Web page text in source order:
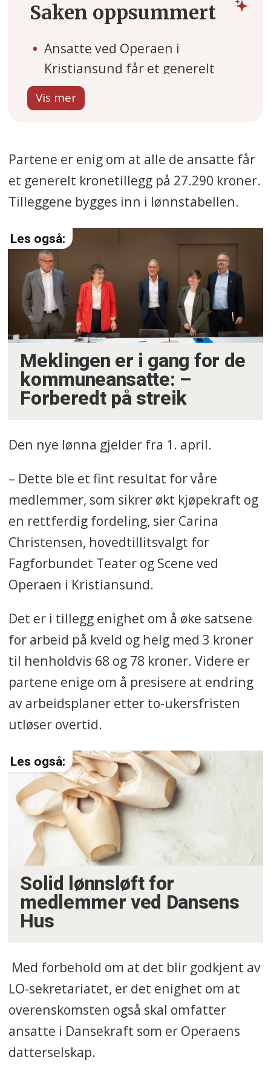
Saken oppsummert
Ansatte ved Operaen i
Kristiansund får et generelt
kronetillegg på 27.290 kroner.
Den nye lønna gjelder fra 1.
Et viktig tema i oppgjøret er
økte ulempesatser. Tillegg for
kveld og helg økes med 3 kroner
til henholdsvis 68 og 78 kroner.
Partene har også presisert at
endringer i arbeidsplaner etter
to-ukersfristen skal utløse
overtid. I tillegg kan
overenskomsten bli utvidet til
ansatte i Dansekraft, dersom
LO-sekretariatet godkjenner
det.
kunstig intelligens og kvalitetssikret
Partene er enig om at alle de ansatte får
et generelt kronetillegg på 27.290 kroner.
Tilleggene bygges inn i lønnstabellen.
Meklingen er i gang for de
kommuneansatte: –
Forberedt på streik
Den nye lønna gjelder fra 1. april.
– Dette ble et fint resultat for våre
medlemmer, som sikrer økt kjøpekraft og
en rettferdig fordeling, sier Carina
Christensen, hovedtillitsvalgt for
Fagforbundet Teater og Scene ved
Operaen i Kristiansund.
Det er i tillegg enighet om å øke satsene
for arbeid på kveld og helg med 3 kroner
til henholdvis 68 og 78 kroner. Videre er
partene enige om å presisere at endring
av arbeidsplaner etter to-ukersfristen
utløser overtid.
Solid lønnsløft for
medlemmer ved Dansens
Hus
Med forbehold om at det blir godkjent av
LO-sekretariatet, er det enighet om at
overenskomsten også skal omfatter
ansatte i Dansekraft som er Operaens
datterselskap.